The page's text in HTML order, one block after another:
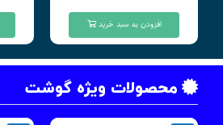
افزودن به سبد خرید
محصولات ویژه گوشت